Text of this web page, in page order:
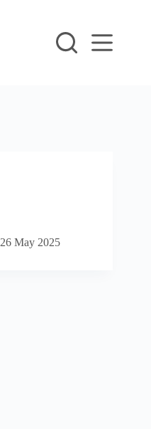
26 May 2025